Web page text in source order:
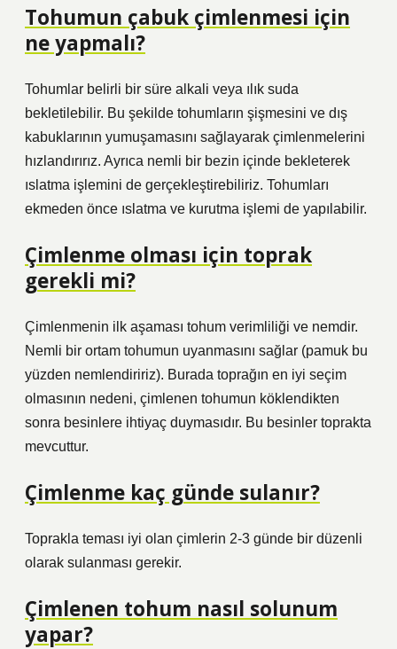
Tohumun çabuk çimlenmesi için
ne yapmalı?
Tohumlar belirli bir süre alkali veya ılık suda
bekletilebilir. Bu şekilde tohumların şişmesini ve dış
kabuklarının yumuşamasını sağlayarak çimlenmelerini
hızlandırırız. Ayrıca nemli bir bezin içinde bekleterek
ıslatma işlemini de gerçekleştirebiliriz. Tohumları
ekmeden önce ıslatma ve kurutma işlemi de yapılabilir.
Çimlenme olması için toprak
gerekli mi?
Çimlenmenin ilk aşaması tohum verimliliği ve nemdir.
Nemli bir ortam tohumun uyanmasını sağlar (pamuk bu
yüzden nemlendiririz). Burada toprağın en iyi seçim
olmasının nedeni, çimlenen tohumun köklendikten
sonra besinlere ihtiyaç duymasıdır. Bu besinler toprakta
mevcuttur.
Çimlenme kaç günde sulanır?
Toprakla teması iyi olan çimlerin 2-3 günde bir düzenli
olarak sulanması gerekir.
Çimlenen tohum nasıl solunum
yapar?